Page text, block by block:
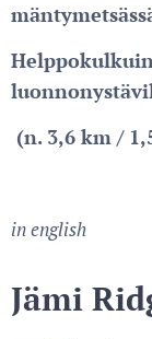
(n. 3,6 km /
in english
Jämi